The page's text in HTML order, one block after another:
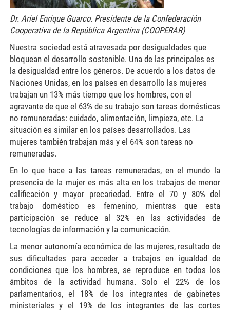
Dr. Ariel Enrique Guarco. Presidente de la Confederación
Cooperativa de la República Argentina (COOPERAR)
Nuestra sociedad está atravesada por desigualdades que
bloquean el desarrollo sostenible. Una de las principales es
la desigualdad entre los géneros. De acuerdo a los datos de
Naciones Unidas, en los países en desarrollo las mujeres
trabajan un 13% más tiempo que los hombres, con el
agravante de que el 63% de su trabajo son tareas domésticas
no remuneradas: cuidado, alimentación, limpieza, etc. La
situación es similar en los países desarrollados. Las
mujeres también trabajan más y el 64% son tareas no
remuneradas.
En lo que hace a las tareas remuneradas, en el mundo la
presencia de la mujer es más alta en los trabajos de menor
calificación y mayor precariedad. Entre el 70 y 80% del
trabajo doméstico es femenino, mientras que esta
participación se reduce al 32% en las actividades de
tecnologías de información y la comunicación.
La menor autonomía económica de las mujeres, resultado de
sus dificultades para acceder a trabajos en igualdad de
condiciones que los hombres, se reproduce en todos los
ámbitos de la actividad humana. Solo el 22% de los
parlamentarios, el 18% de los integrantes de gabinetes
ministeriales y el 19% de los integrantes de las cortes